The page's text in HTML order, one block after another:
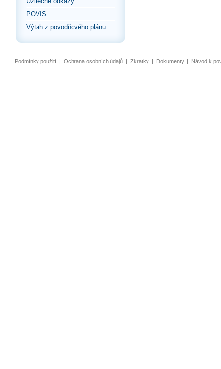
POVIS
Výtah z povodňového plánu
Podmínky použití | Ochrana osobních údajů | Zkratky | Dokumenty | Návod k